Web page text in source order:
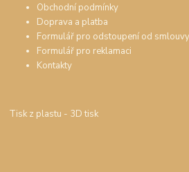
Obchodní podmínky
Doprava a platba
Formulář pro odstoupení od smlouvy
Formulář pro reklamaci
Kontakty
Tisk z plastu - 3D tisk